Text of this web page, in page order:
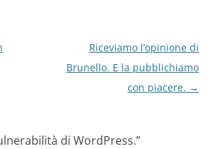
Riceviamo l’opinione di
Brunello. E la pubblichiamo
con piacere. →
di WordPress.”